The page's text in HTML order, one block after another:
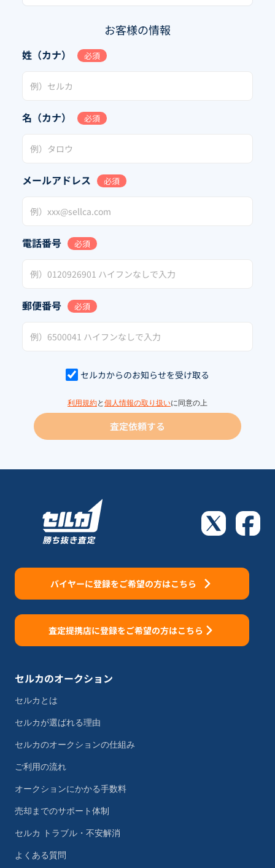
お客様の情報
姓（カナ） 必須
名（カナ） 必須
メールアドレス 必須
電話番号 必須
郵便番号 必須
セルカからのお知らせを受け取る
利用規約と 個人情報の取り扱いに同意の上
査定依頼する
バイヤーに登録をご希望の方はこちら
査定提携店に登録をご希望の方はこちら
セルカのオークション
セルカとは
セルカが選ばれる理由
セルカのオークションの仕組み
ご利用の流れ
オークションにかかる手数料
売却までのサポート体制
セルカ トラブル・不安解消
よくある質問